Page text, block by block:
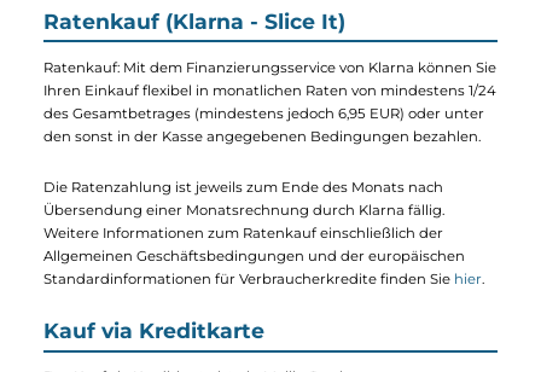
Durchführung einer Bonitätsauskunft vor und Ihre Angaben
werden zum Zwecke der Bonitätsprüfung an Klarna
übermittelt. Eine erfolgreiche Bonitätsprüfung ist
Voraussetzung für den Kauf auf Rechnung.
Die Bankverbindung sowie der Verwendungszweck befinden
Ratenkauf (Klarna - Slice It)
Ratenkauf: Mit dem Finanzierungsservice von Klarna können
des Gesamtbetrages (mindestens jedoch 6,95 EUR) oder unter
den sonst in der Kasse angegebenen Bedingungen bezahlen.